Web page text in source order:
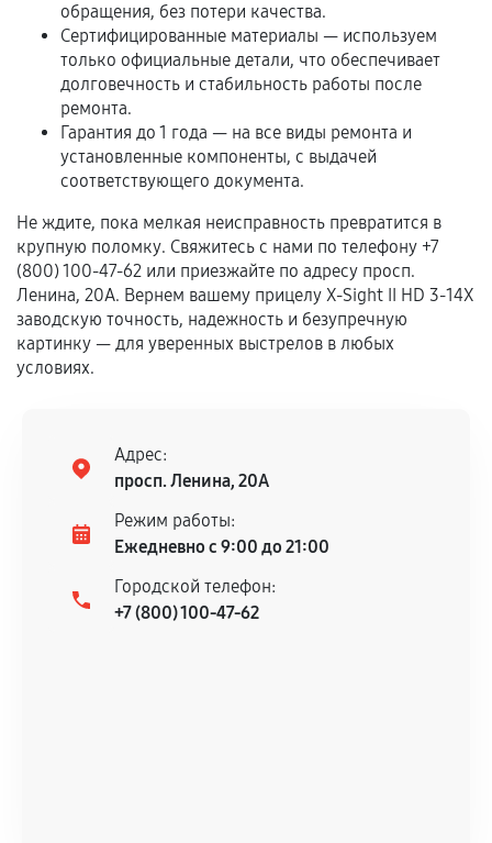
Если комплектующие куплены
самостоятельно
Гарантия на выполненные работы может
сохраняться полностью или частично, если
соблюдены следующие условия:
Предоставленные детали подходят по
дефектов.
Установка была выполнена нашим сервисным
центром.
При этом гарантия на сами комплектующие
остается на стороне производителя или
обращения, без потери качества.
Сертифицированные материалы — используем
только официальные детали, что обеспечивает
долговечность и стабильность работы после
ремонта.
Гарантия до 1 года — на все виды ремонта и
установленные компоненты, с выдачей
соответствующего документа.
Не ждите, пока мелкая неисправность превратится в
крупную поломку. Свяжитесь с нами по телефону +7
(800) 100-47-62 или приезжайте по адресу просп.
Ленина, 20А. Вернем вашему прицелу X-Sight II HD 3-14X
заводскую точность, надежность и безупречную
картинку — для уверенных выстрелов в любых
условиях.
Адрес:
просп. Ленина, 20А
Режим работы:
Ежедневно с 9:00 до 21:00
Городской телефон:
+7 (800) 100-47-62